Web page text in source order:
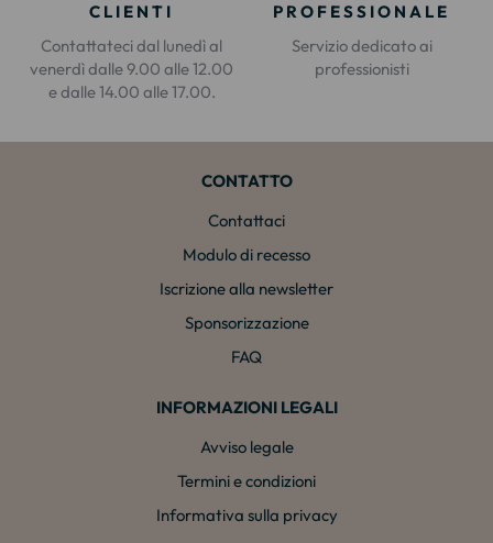
CLIENTI
Contattateci dal lunedì al
venerdì dalle 9.00 alle 12.00
e dalle 14.00 alle 17.00.
PROFESSIONALE
Servizio dedicato ai
professionisti
CONTATTO
Contattaci
Modulo di recesso
Iscrizione alla newsletter
Sponsorizzazione
FAQ
INFORMAZIONI LEGALI
Avviso legale
Termini e condizioni
Informativa sulla privacy